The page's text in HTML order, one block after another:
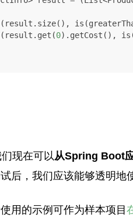
0).getCost(),
现在可以 从Spring Boot
后，我们应该能够透明
用的示例可作为样本项目